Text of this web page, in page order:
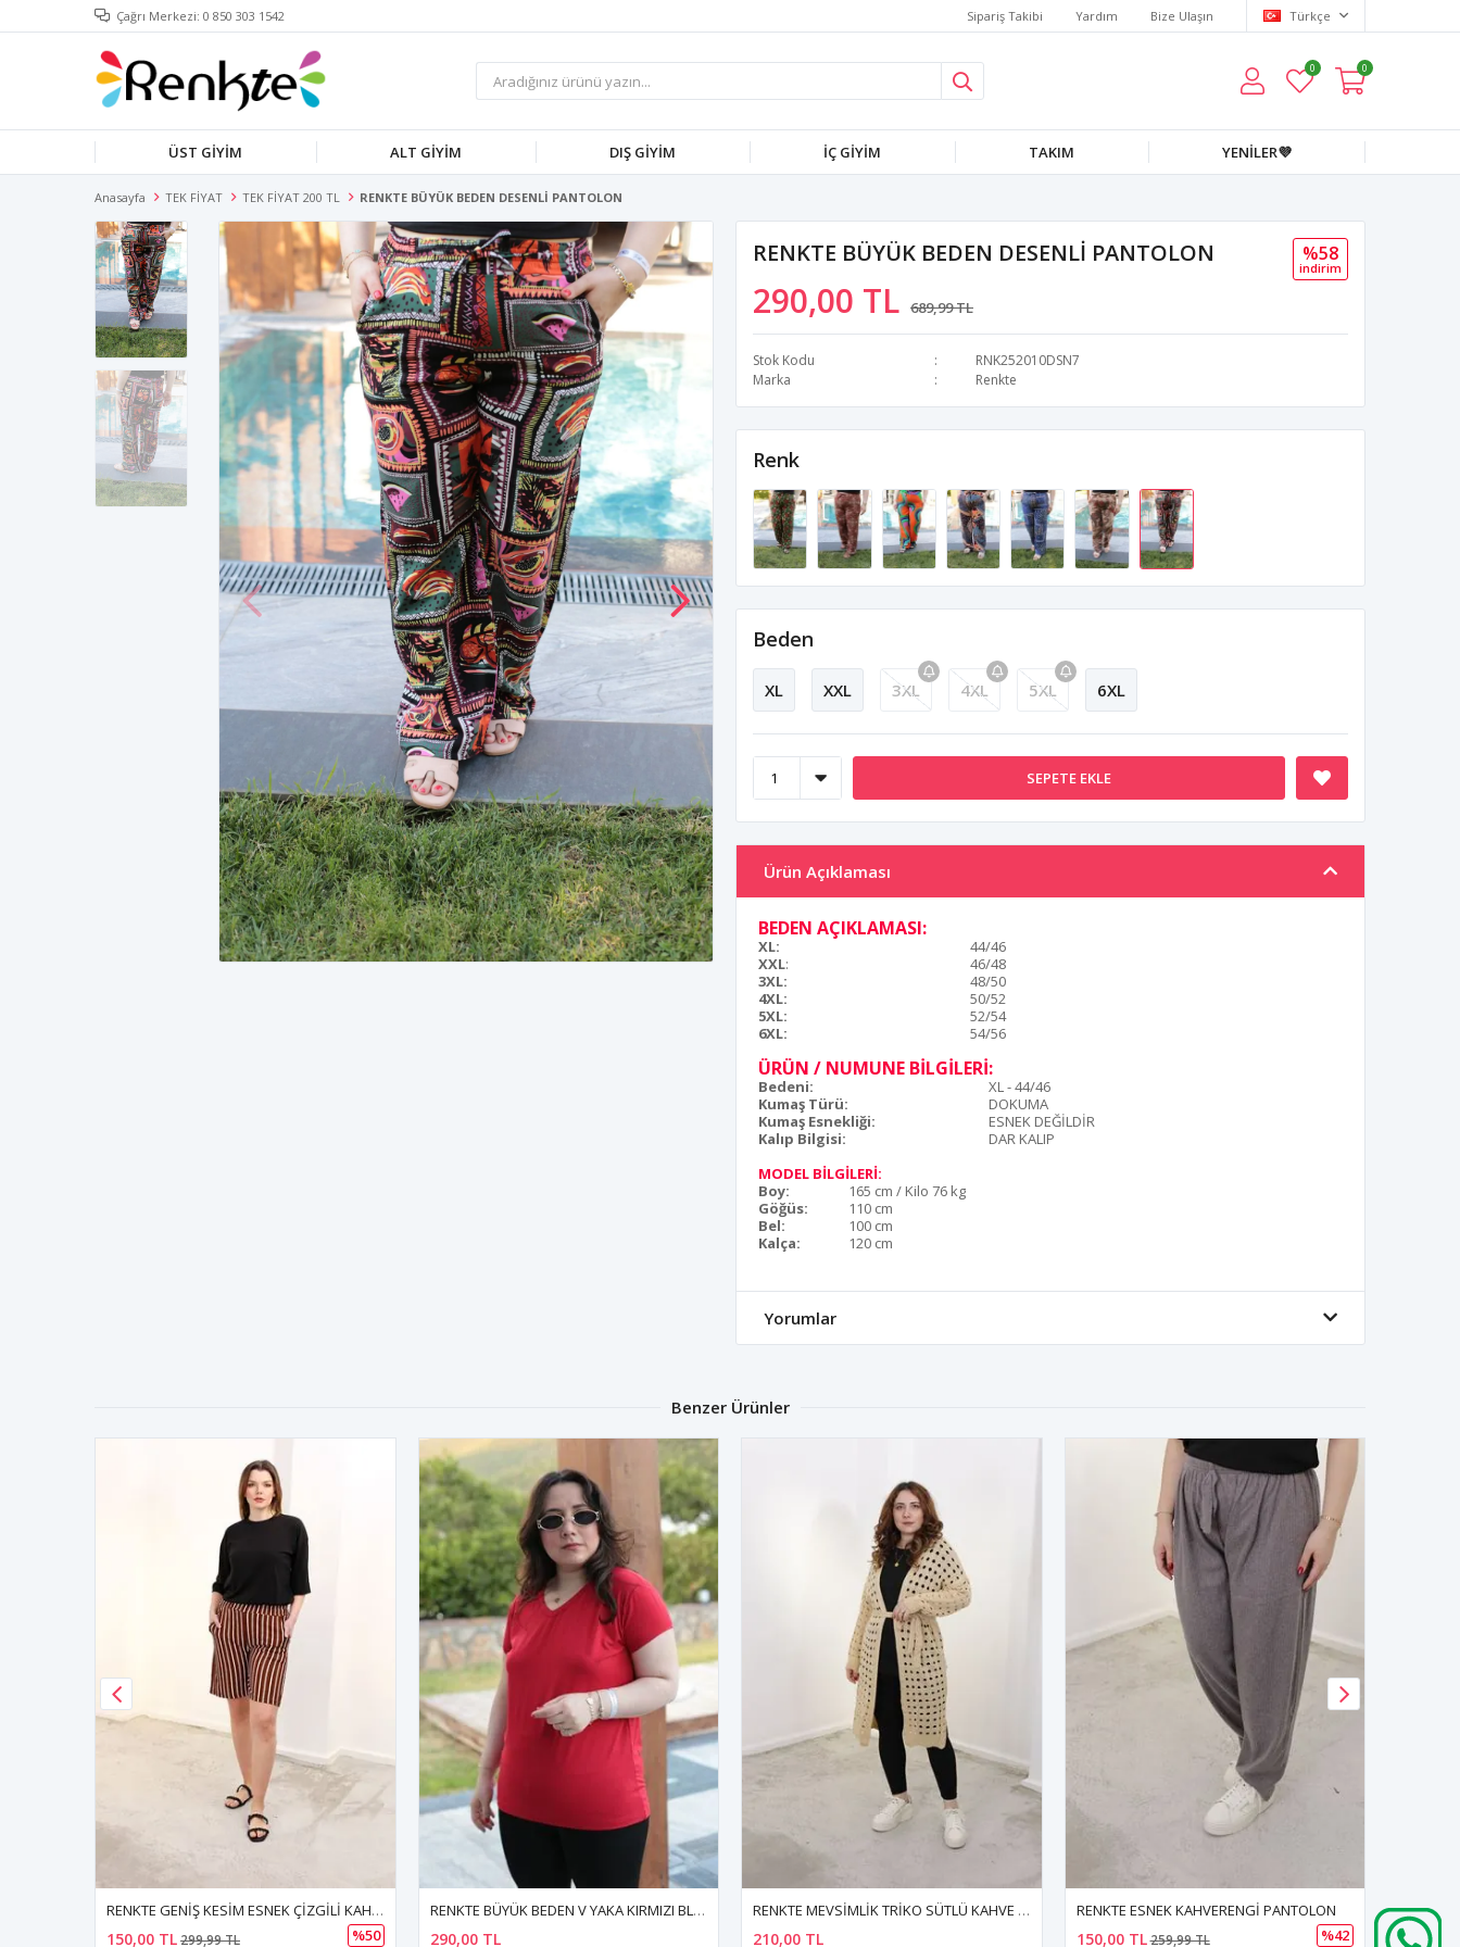
Çağrı Merkezi: 0 850 303 1542 Sipariş Takibi Yardım Bize Ulaşın Türkçe
0 0
ÜST GİYİM ALT GİYİM DIŞ GİYİM İÇ GİYİM TAKIM YENİLER💜
Anasayfa TEK FİYAT TEK FİYAT 200 TL RENKTE BÜYÜK BEDEN DESENLİ PANTOLON
RENKTE BÜYÜK BEDEN DESENLİ PANTOLON
290,00 TL 689,99 TL
%58
i̇ndi̇ri̇m
Stok Kodu
RNK252010DSN7
Marka
Renkte
Renk
Beden
XL XXL 3XL 4XL 5XL 6XL
SEPETE EKLE
Ürün Açıklaması
BEDEN AÇIKLAMASI:
XL:
44/46
XXL:
46/48
3XL:
48/50
4XL:
50/52
5XL:
52/54
6XL:
54/56
ÜRÜN / NUMUNE BİLGİLERİ:
Bedeni:
XL - 44/46
Kumaş Türü:
DOKUMA
Kumaş Esnekliği:
ESNEK DEĞİLDİR
Kalıp Bilgisi:
DAR KALIP
MODEL BİLGİLERİ:
Boy:
165 cm / Kilo 76 kg
Göğüs:
110 cm
Bel:
100 cm
Kalça:
120 cm
Yorumlar
Benzer Ürünler
RENKTE BÜYÜK BEDEN V YAKA KIRMIZI BLUZ
290,00 TL
RENKTE MEVSİMLİK TRİKO SÜTLÜ KAHVE HIRKA
210,00 TL
RENKTE ESNEK KAHVERENGİ PANTOLON
150,00 TL
RENKTE GENİŞ KESİM FÜME GÖMLEK
200,00 TL249,99 TL %20 190,00